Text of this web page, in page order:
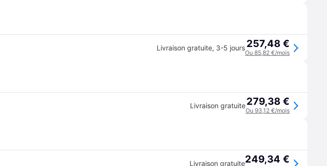
Livraison gratuite, 3-5 jours 257,48 €
Ou 85,82 €/mois
Livraison gratuite279,38 €
Ou 93,12 €/mois
Livraison gratuite249,34 €